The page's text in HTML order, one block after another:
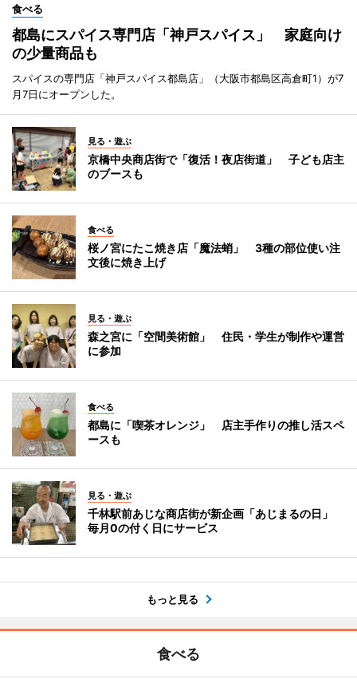
食べる
都島にスパイス専門店「神戸スパイス」 家庭向け
の少量商品も
スパイスの専門店「神戸スパイス都島店」（大阪市都島区高倉町1）が7
月7日にオープンした。
見る・遊ぶ
京橋中央商店街で「復活！夜店街道」 子ども店主
のブースも
食べる
桜ノ宮にたこ焼き店「魔法蛸」 3種の部位使い注
文後に焼き上げ
見る・遊ぶ
森之宮に「空間美術館」 住民・学生が制作や運営
に参加
食べる
都島に「喫茶オレンジ」 店主手作りの推し活スペ
ースも
見る・遊ぶ
千林駅前あじな商店街が新企画「あじまるの日」
毎月0の付く日にサービス
もっと見る
食べる